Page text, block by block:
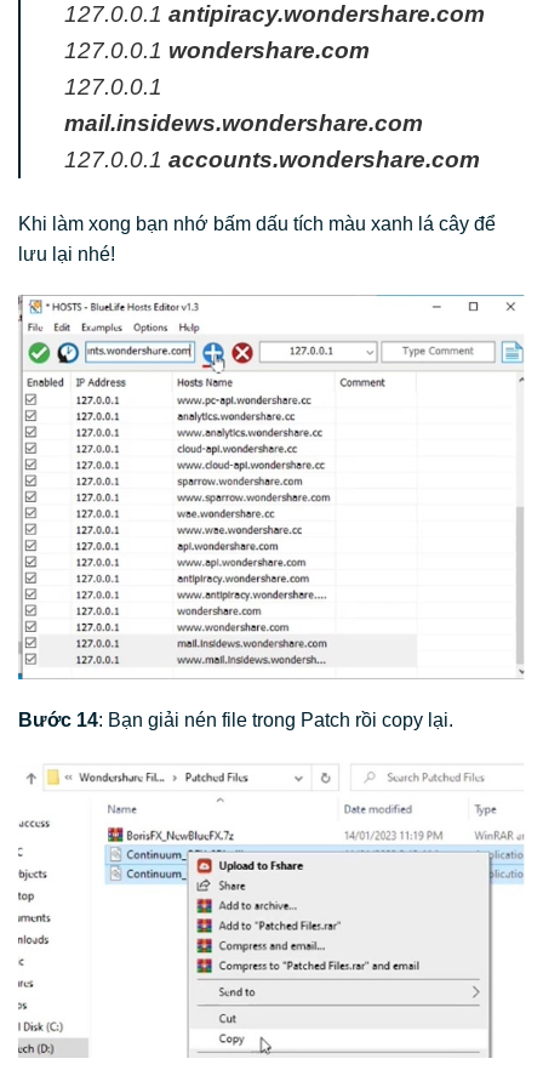
127.0.0.1 antipiracy.wondershare.com
127.0.0.1 wondershare.com
127.0.0.1
mail.insidews.wondershare.com
127.0.0.1 accounts.wondershare.com
Khi làm xong bạn nhớ bấm dấu tích màu xanh lá cây để
lưu lại nhé!
Bước 14: Bạn giải nén file trong Patch rồi copy lại.